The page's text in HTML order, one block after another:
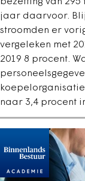
jaar daarvoor.
stroomden er
vergeleken met
2019 8 procent.
naar 3,4 procent